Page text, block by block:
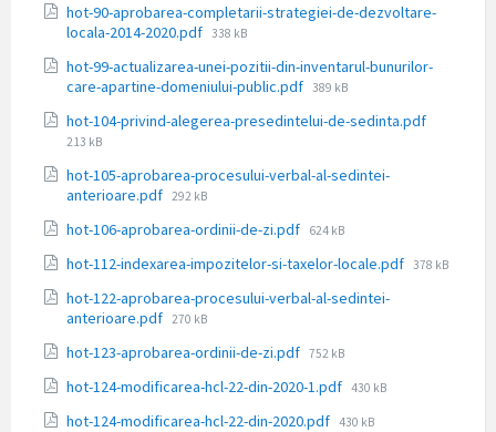
hot-90-aprobarea-completarii-strategiei-de-dezvoltare-
locala-2014-2020.pdf Dimensiune
338 kB
hot-99-actualizarea-unei-pozitii-din-inventarul-bunurilor-
care-apartine-domeniului-public.pdf Dimensiune
389 kB
hot-104-privind-alegerea-presedintelui-de-sedinta.pdf
213 kB
hot-105-aprobarea-procesului-verbal-al-sedintei-
anterioare.pdf Dimensiune
292 kB
hot-106-aprobarea-ordinii-de-zi.pdf Dimensiune
624 kB
hot-112-indexarea-impozitelor-si-taxelor-locale.pdf Dimensiune
378 kB
hot-122-aprobarea-procesului-verbal-al-sedintei-
anterioare.pdf Dimensiune
270 kB
hot-123-aprobarea-ordinii-de-zi.pdf Dimensiune
752 kB
hot-124-modificarea-hcl-22-din-2020-1.pdf Dimensiune
430 kB
hot-124-modificarea-hcl-22-din-2020.pdf Dimensiune
430 kB